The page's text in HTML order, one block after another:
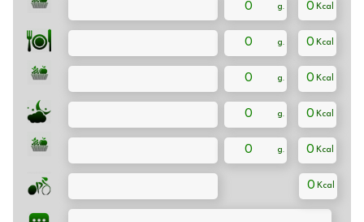
0 0
0 0
0 0
0 0
0 0
0